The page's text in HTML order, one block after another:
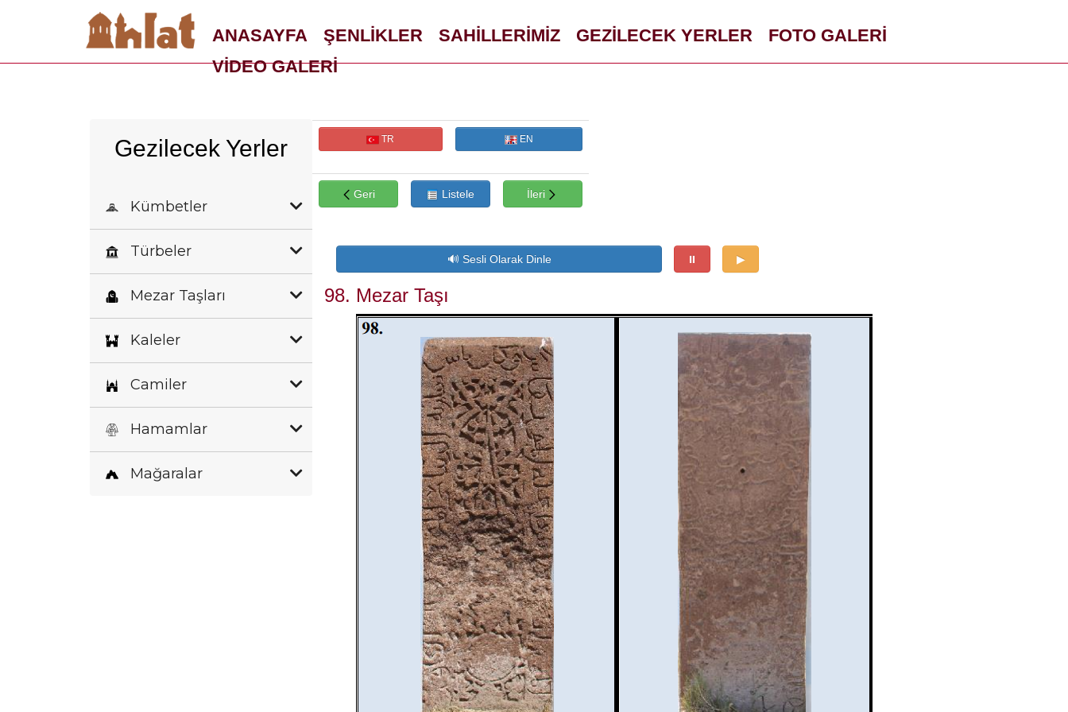
ANASAYFA ŞENLİKLER SAHİLLERİMİZ GEZİLECEK YERLER
FOTO GALERİ
VİDEO GALERİ
Gezilecek Yerler
Kümbetler
Türbeler
Mezar Taşları
Kaleler
Camiler
Hamamlar
Mağaralar
TR EN
Geri Listele İleri
98. Mezar Taşı